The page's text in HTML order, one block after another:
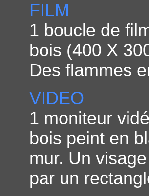
FILM
1 boucle de
bois (400 X
Des flammes
VIDEO
1 moniteur
bois peint en
mur. Un
par un